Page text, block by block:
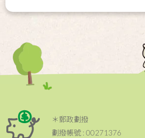
＊郵政劃撥
劃撥帳號 : 00271376